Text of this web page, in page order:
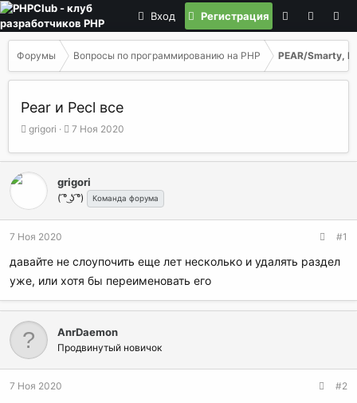
Вход Регистрация
Форумы Вопросы по программированию на РНР PEAR/Smarty,
Pear и Pecl все
А
т
о
ы
grigori
Д
т
н
а
а
7 Ноя 2020
grigori
( ͡° ͜ʖ ͡°) Команда форума
7 Ноя 2020 #1
давайте не слоупочить еще лет несколько и удалять раздел
уже, или хотя бы переименовать его
AnrDaemon
Продвинутый новичок
7 Ноя 2020 #2